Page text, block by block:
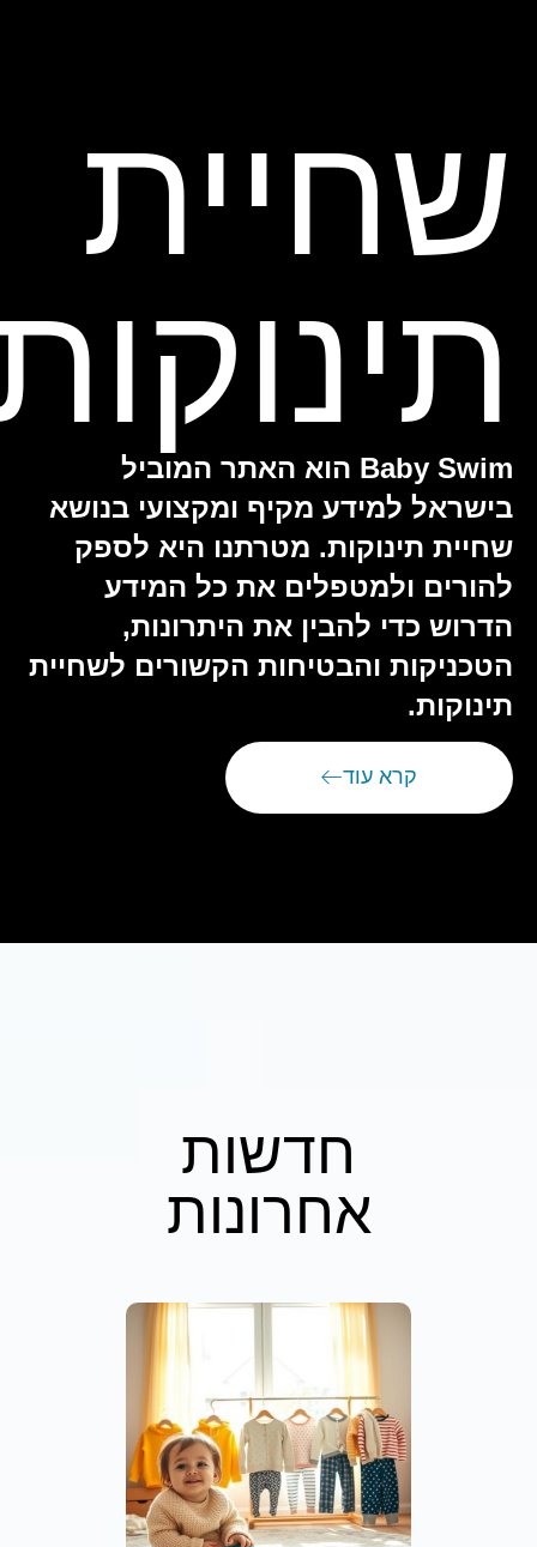
שחיית
תינוקות
Baby Swim הוא האתר המוביל
בישראל למידע מקיף ומקצועי בנושא
שחיית תינוקות. מטרתנו היא לספק
להורים ולמטפלים את כל המידע
הדרוש כדי להבין את היתרונות,
הטכניקות והבטיחות הקשורים לשחיית
תינוקות.
קרא עוד
חדשות
אחרונות